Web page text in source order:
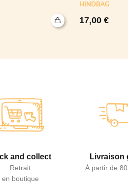
HINDBAG
17,00 €
and collect
Retrait
en boutique
Livraison
À partir de